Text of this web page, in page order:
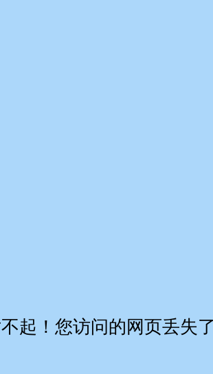
起！您访问的网页丢失